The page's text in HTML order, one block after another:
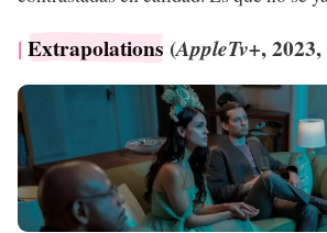
Extrapolations (AppleTv+,